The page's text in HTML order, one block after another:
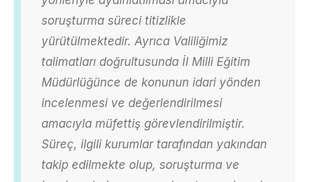
soruşturma süreci titizlikle
yürütülmektedir. Ayrıca Valiliğimiz
talimatları doğrultusunda İl Milli Eğitim
Müdürlüğünce de konunun idari yönden
incelenmesi ve değerlendirilmesi
amacıyla müfettiş görevlendirilmiştir.
Süreç, ilgili kurumlar tarafından yakından
takip edilmekte olup, soruşturma ve